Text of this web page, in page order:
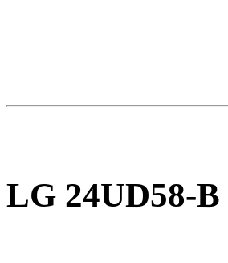
LG 24UD58-B